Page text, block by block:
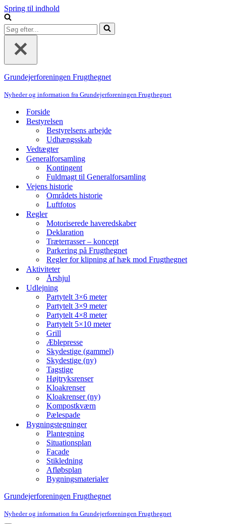
Spring til indhold
Søg
efter...
Grundejerforeningen Frugthegnet
Nyheder og information fra Grundejerforeningen Frugthegnet
Forside
Bestyrelsen
Bestyrelsens arbejde
Udhængsskab
Vedtægter
Generalforsamling
Kontingent
Fuldmagt til Generalforsamling
Vejens historie
Områdets historie
Luftfotos
Regler
Motoriserede haveredskaber
Deklaration
Træterrasser – koncept
Parkering på Frugthegnet
Regler for klipning af hæk mod Frugthegnet
Aktiviteter
Årshjul
Udlejning
Partytelt 3×6 meter
Partytelt 3×9 meter
Partytelt 4×8 meter
Partytelt 5×10 meter
Grill
Æblepresse
Skydestige (gammel)
Skydestige (ny)
Tagstige
Højtryksrenser
Kloakrenser
Kloakrenser (ny)
Kompostkværn
Pælespade
Bygningstegninger
Plantegning
Situationsplan
Facade
Stikledning
Afløbsplan
Bygningsmaterialer
Grundejerforeningen Frugthegnet
Nyheder og information fra Grundejerforeningen Frugthegnet